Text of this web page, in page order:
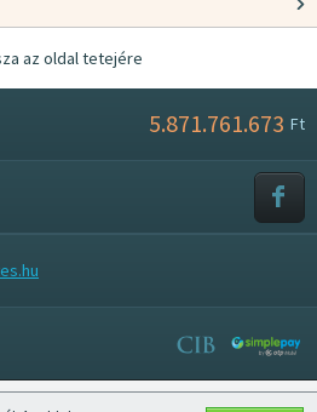
az oldal tetejére
5.871.761.673 Ft